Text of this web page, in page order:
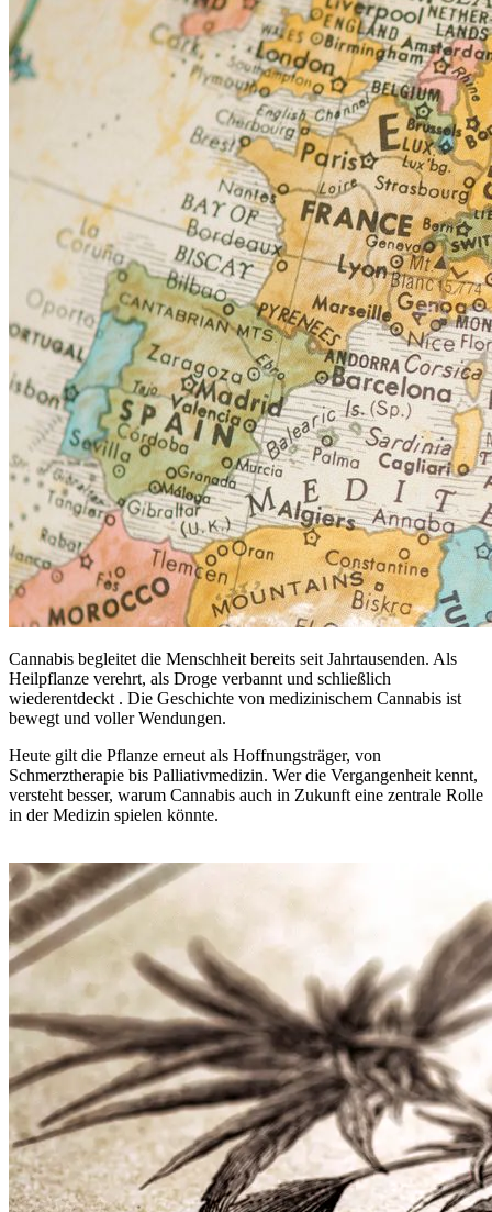
Cannabis begleitet die Menschheit bereits seit Jahrtausenden. Als
Heilpflanze verehrt, als Droge verbannt und schließlich
wiederentdeckt . Die Geschichte von medizinischem Cannabis ist
bewegt und voller Wendungen.
Heute gilt die Pflanze erneut als Hoffnungsträger, von
Schmerztherapie bis Palliativmedizin. Wer die Vergangenheit kennt,
versteht besser, warum Cannabis auch in Zukunft eine zentrale Rolle
in der Medizin spielen könnte.